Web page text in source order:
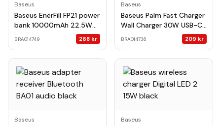
Baseus
Baseus EnerFill FP21 power
bank 10000mAh 22.5W
BRA014749 268 kr
Baseus
Baseus Palm Fast Charger
Wall Charger 30W USB-C
USB-A EU Cluster Black
BRA014736 209 kr
Baseus Baseus